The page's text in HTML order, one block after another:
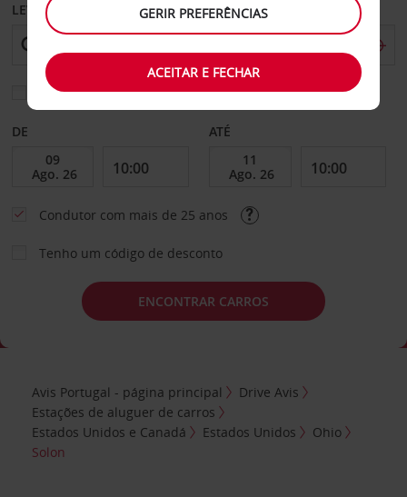
LEVANTAR EM
Escolher uma estação de devolução diferente
DE ATÉ
Condutor com mais de 25 anos
Tenho um código de desconto
ENCONTRAR CARROS
Avis Portugal - página principal
Drive Avis
Estações de aluguer de carros
Estados Unidos e Canadá
Estados Unidos
Ohio
Solon
GERIR PREFERÊNCIAS
ACEITAR E FECHAR